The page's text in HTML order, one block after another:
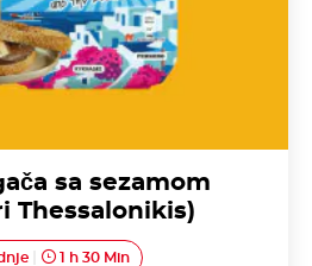
sa sezamom
Thessalonikis)
1 h 30 Min